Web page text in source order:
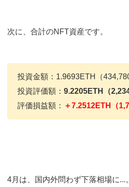
次に、合計のNFT資産です。
投資金額：1.9693ETH（
投資評価額： 9.2205ETH（
評価損益額： ＋7.2512ETH（
4月は、国内外問わず下落相場に